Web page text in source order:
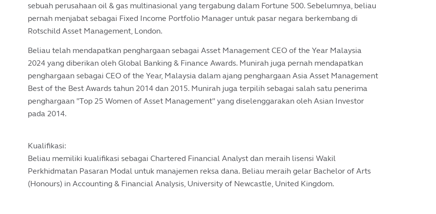
sebuah perusahaan oil & gas multinasional yang tergabung dalam Fortune 500. Sebelumnya, beliau
pernah menjabat sebagai Fixed Income Portfolio Manager untuk pasar negara berkembang di
Rotschild Asset Management, London.
Beliau telah mendapatkan penghargaan sebagai Asset Management CEO of the Year Malaysia
2024 yang diberikan oleh Global Banking & Finance Awards. Munirah juga pernah mendapatkan
penghargaan sebagai CEO of the Year, Malaysia dalam ajang penghargaan Asia Asset Management
Best of the Best Awards tahun 2014 dan 2015. Munirah juga terpilih sebagai salah satu penerima
penghargaan "Top 25 Women of Asset Management" yang diselenggarakan oleh Asian Investor
pada 2014.
Kualifikasi:
Beliau memiliki kualifikasi sebagai Chartered Financial Analyst dan meraih lisensi Wakil
Perkhidmatan Pasaran Modal untuk manajemen reksa dana. Beliau meraih gelar Bachelor of Arts
(Honours) in Accounting & Financial Analysis, University of Newcastle, United Kingdom.